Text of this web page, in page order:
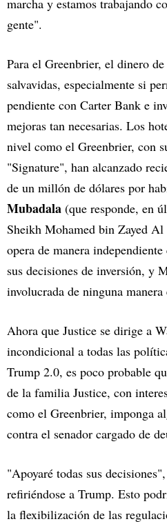
marcha y estamos trabajando
gente".
Para el Greenbrier, el dinero
salvavidas, especialmente si
pendiente con Carter Bank e
mejoras tan necesarias. Los
nivel como el Greenbrier, con
"Signature", han alcanzado
de un millón de dólares por
Mubadala (que responde, en
Sheikh Mohamed bin Zayed
opera de manera
sus decisiones de inversión, y
involucrada de ninguna manera
Ahora que Justice se dirige a
incondicional a todas las
Trump 2.0, es poco probable
de la familia Justice, con
como el Greenbrier, imponga
contra el senador cargado de
"Apoyaré todas sus
refiriéndose a Trump. Esto
la flexibilización de las